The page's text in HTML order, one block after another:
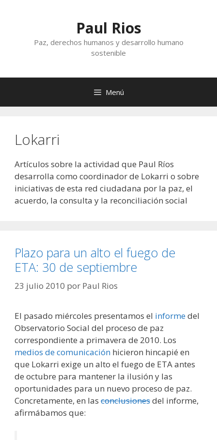
Paul Rios
Paz, derechos humanos y desarrollo humano
sostenible
Menú
Lokarri
Artículos sobre la actividad que Paul Ríos
desarrolla como coordinador de Lokarri o sobre
iniciativas de esta red ciudadana por la paz, el
acuerdo, la consulta y la reconciliación social
Plazo para un alto el fuego de
ETA: 30 de septiembre
23 julio 2010 por Paul Rios
El pasado miércoles presentamos el informedel
Observatorio Social del proceso de paz
correspondiente a primavera de 2010. Los
medios de comunicación hicieron hincapié en
que Lokarri exige un alto el fuego de ETA antes
de octubre para mantener la ilusión y las
oportunidades para un nuevo proceso de paz.
Concretamente, en las conclusionesdel informe,
afirmábamos que: